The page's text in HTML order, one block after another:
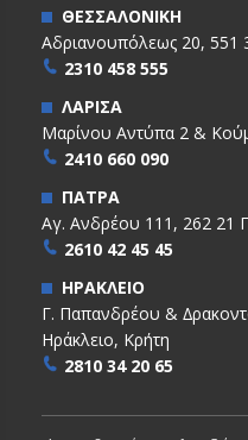
ΘΕΣΣΑΛΟΝΙΚΗ
Αδριανουπόλεως 20, 551
2310 458 555
ΛΑΡΙΣΑ
Μαρίνου Αντύπα 2 &
2410 660 090
ΠΑΤΡΑ
Αγ. Ανδρέου 111, 262 21
2610 42 45 45
ΗΡΑΚΛΕΙΟ
Γ. Παπανδρέου &
Ηράκλειο, Κρήτη
2810 34 20 65